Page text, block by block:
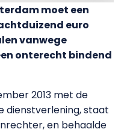
moet een
euro
vanwege
onterecht bindend
2013 met de
dienstverlening, staat
en behaalde